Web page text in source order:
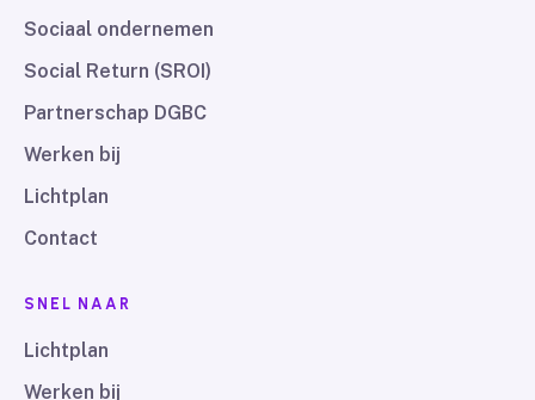
Sociaal ondernemen
Social Return (SROI)
Partnerschap DGBC
Werken bij
Lichtplan
Contact
SNEL NAAR
Lichtplan
Werken bij